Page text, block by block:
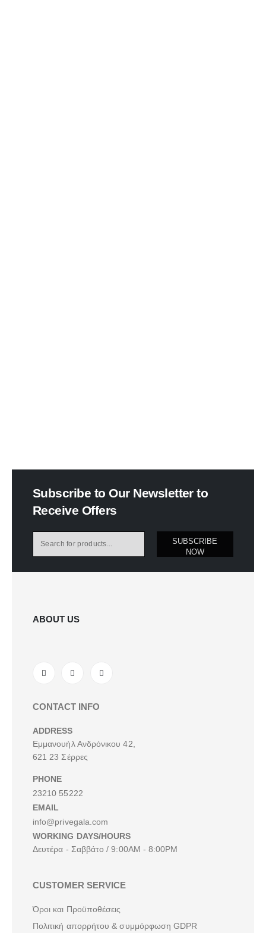
Subscribe to Our Newsletter to
Receive Offers
SUBSCRIBE
NOW
ABOUT US
CONTACT INFO
ADDRESS
Εμμανουήλ Ανδρόνικου 42,
621 23 Σέρρες
PHONE
23210 55222
EMAIL
info@privegala.com
WORKING DAYS/HOURS
Δευτέρα - Σαββάτο / 9:00AM - 8:00PM
CUSTOMER SERVICE
Όροι και Προϋποθέσεις
Πολιτική απορρήτου & συμμόρφωση GDPR